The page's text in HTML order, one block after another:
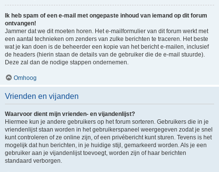
Ik heb spam of een e-mail met ongepaste inhoud van iemand op dit forum
ontvangen!
Jammer dat we dit moeten horen. Het e-mailformulier van dit forum werkt met
een aantal technieken om zenders van zulke berichten te traceren. Het beste
wat je kan doen is de beheerder een kopie van het bericht e-mailen, inclusief
de headers (hierin staan de details van de gebruiker die de e-mail stuurde).
Deze zal dan de nodige stappen ondernemen.
Omhoog
Vrienden en vijanden
Waarvoor dient mijn vrienden- en vijandenlijst?
Hiermee kun je andere gebruikers op het forum sorteren. Gebruikers die in je
vriendenlijst staan worden in het gebruikerspaneel weergegeven zodat je snel
kunt controleren of ze online zijn, of een privébericht kunt sturen. Tevens is het
mogelijk dat hun berichten, in je huidige stijl, gemarkeerd worden. Als je een
gebruiker aan je vijandenlijst toevoegt, worden zijn of haar berichten
standaard verborgen.